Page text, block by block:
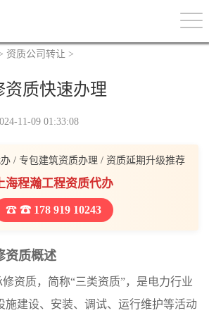
资质公司转让 >
资质快速办理
11-09 01:33:08
/ 专包建筑资质办理 / 资质延期升级推荐
海程瀚工程资质代办
☎ 178 919 10243
资质概述
资质，简称“三类资质”，是电力行业
施建设、安装、调试、运行维护等活动